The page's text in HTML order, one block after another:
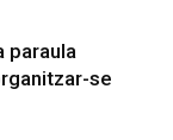
paraula
se